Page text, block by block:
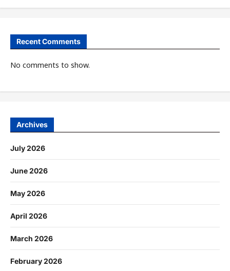
Recent Comments
No comments to show.
Archives
July 2026
June 2026
May 2026
April 2026
March 2026
February 2026